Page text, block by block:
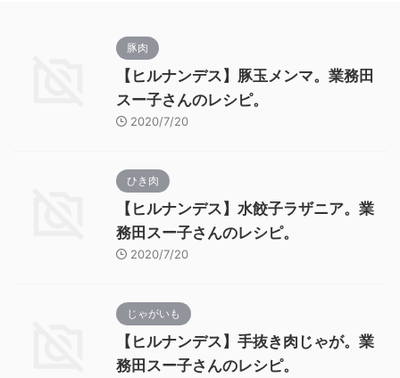
豚肉
【ヒルナンデス】豚玉メンマ。業務田
スー子さんのレシピ。
2020/7/20
ひき肉
【ヒルナンデス】水餃子ラザニア。業
務田スー子さんのレシピ。
2020/7/20
じゃがいも
【ヒルナンデス】手抜き肉じゃが。業
務田スー子さんのレシピ。